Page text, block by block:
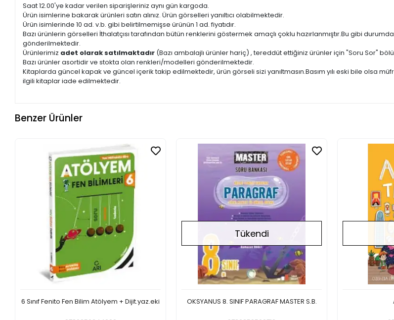
Saat 12.00'ye kadar verilen siparişleriniz aynı gün kargoda.
Ürün isimlerine bakarak ürünleri satın alınız. Ürün görselleri yanıltıcı olabilmektedir.
Ürün isimlerinde 10 ad. v.b. gibi belirtilmemişse ürünün 1 ad. fiyatıdır.
Bazı ürünlerin görselleri İthalatçısı tarafından bütün renklerini göstermek amaçlı çoklu hazırlanmıştır.Bu gibi
gönderilmektedir.
Ürünlerimiz adet olarak satılmaktadır (Bazı ambalajlı ürünler hariç) , tereddüt ettiğiniz ürünler için "Soru Sor"
Bazı ürünler asortidir ve stokta olan renkleri/modelleri gönderilmektedir.
Kitaplarda güncel kapak ve güncel içerik takip edilmektedir, ürün görseli sizi yanıltmasın.Basım yılı eski bile olsa
ilgili kitaplar iade edilmektedir.
Benzer Ürünler
6 Sınıf Fenito Fen Bilim Atölyem + Dijit.yaz.eki
Tükendi
OKSYANUS 8. SINIF PARAGRAF MASTER S.B.